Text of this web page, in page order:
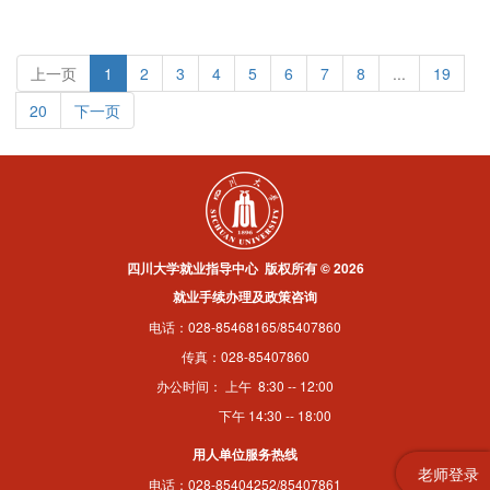
老师登录
上一页 1 2 3 4 5 6 7 8 ...
19
20
下一页
四川大学就业指导中心 版权所有 © 2026
就业手续办理及政策咨询
电话：028-85468165/85407860
传真：028-85407860
办公时间： 上午 8:30 -- 12:00
下午 14:30 -- 18:00
用人单位服务热线
电话：028-85404252/85407861